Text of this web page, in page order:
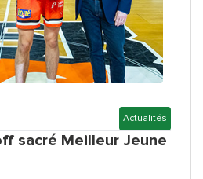
Actualités
sacré Meilleur Jeune